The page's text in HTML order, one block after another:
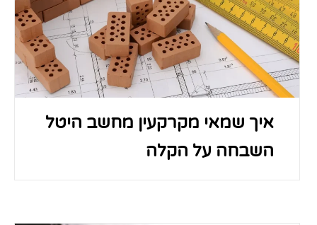
איך שמאי מקרקעין מחשב היטל
השבחה על הקלה